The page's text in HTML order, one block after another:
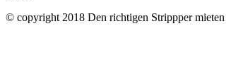
© copyright 2018 Den richtigen Strippper mieten